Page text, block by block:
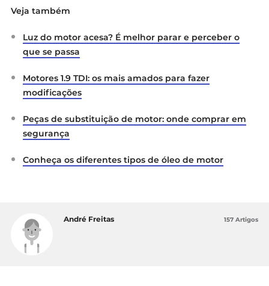
Veja também
Luz do motor acesa? É melhor parar e perceber o
que se passa
Motores 1.9 TDI: os mais amados para fazer
modificações
Peças de substituição de motor: onde comprar em
segurança
Conheça os diferentes tipos de óleo de motor
André Freitas 157 Artigos